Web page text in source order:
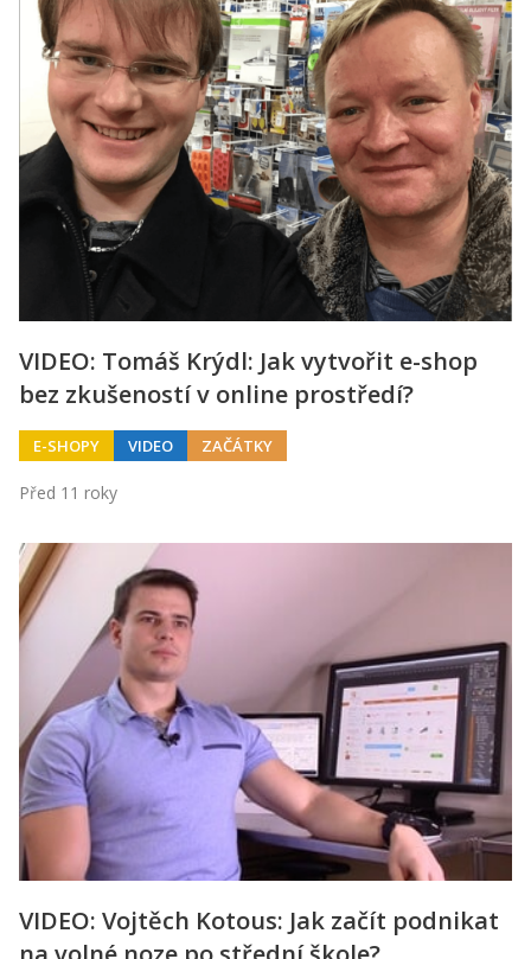
VIDEO: Tomáš Krýdl: Jak vytvořit e-shop
bez zkušeností v online prostředí?
E-SHOPY VIDEO ZAČÁTKY
Před 11 roky
VIDEO: Vojtěch Kotous: Jak začít podnikat